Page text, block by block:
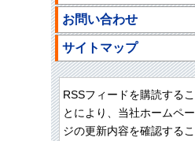
お問い合わせ
サイトマップ
RSSフィードを購読するこ
とにより、当社ホームペー
ジの更新内容を確認するこ